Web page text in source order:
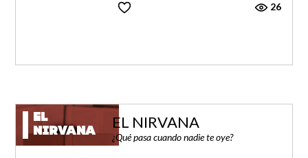
26
EL
NIRVANA
EL NIRVANA
¿Qué pasa cuando nadie te oye?